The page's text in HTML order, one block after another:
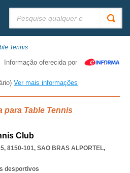
Tennis
Informação oferecida por
Ver mais informações
para Table Tennis
Club
8150-101, SAO BRAS ALPORTEL,
desportivos